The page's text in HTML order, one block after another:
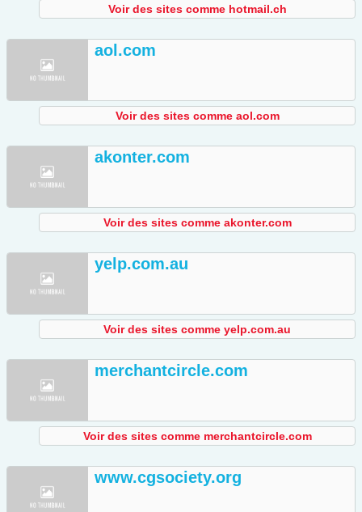
Voir des sites comme hotmail.ch
aol.com
Voir des sites comme aol.com
akonter.com
Voir des sites comme akonter.com
yelp.com.au
Voir des sites comme yelp.com.au
merchantcircle.com
Voir des sites comme merchantcircle.com
www.cgsociety.org